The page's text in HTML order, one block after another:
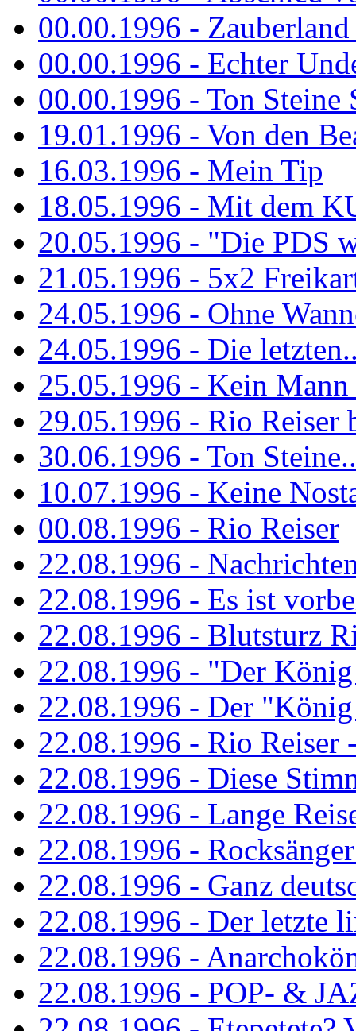
00.00.1996 -
00.00.1996 - Echter
00.00.1996 - Ton Steine
19.01.1996 - Von den
16.03.1996 - Mein Tip
18.05.1996 - Mit dem
20.05.1996 - "Die PDS
21.05.1996 - 5x2
24.05.1996 - Ohne
24.05.1996 - Die
25.05.1996 - Kein
29.05.1996 - Rio Reiser
30.06.1996 - Ton
10.07.1996 - Keine
00.08.1996 - Rio Reiser
22.08.1996 -
22.08.1996 - Es ist
22.08.1996 - Blutsturz
22.08.1996 - "Der
22.08.1996 - Der
22.08.1996 - Rio Reiser
22.08.1996 - Diese
22.08.1996 - Lange
22.08.1996 -
22.08.1996 - Ganz
22.08.1996 - Der letzte
22.08.1996 -
22.08.1996 - POP- &